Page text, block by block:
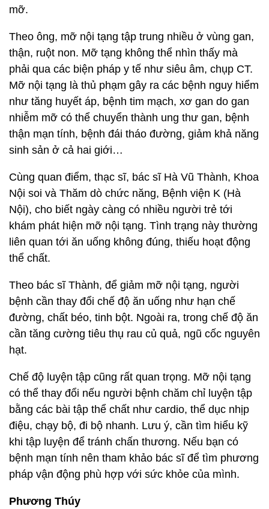
mỡ.
Theo ông, mỡ nội tạng tập trung nhiều ở vùng gan,
thận, ruột non. Mỡ tạng không thể nhìn thấy mà
phải qua các biện pháp y tế như siêu âm, chụp CT.
Mỡ nội tạng là thủ phạm gây ra các bệnh nguy hiểm
như tăng huyết áp, bệnh tim mạch, xơ gan do gan
nhiễm mỡ có thể chuyển thành ung thư gan, bệnh
thận mạn tính, bệnh đái tháo đường, giảm khả năng
sinh sản ở cả hai giới…
Cùng quan điểm, thạc sĩ, bác sĩ Hà Vũ Thành, Khoa
Nội soi và Thăm dò chức năng, Bệnh viện K (Hà
Nội), cho biết ngày càng có nhiều người trẻ tới
khám phát hiện mỡ nội tạng. Tình trạng này thường
liên quan tới ăn uống không đúng, thiếu hoạt động
thể chất.
Theo bác sĩ Thành, để giảm mỡ nội tạng, người
bệnh cần thay đổi chế độ ăn uống như hạn chế
đường, chất béo, tinh bột. Ngoài ra, trong chế độ ăn
cần tăng cường tiêu thụ rau củ quả, ngũ cốc nguyên
hạt.
Chế độ luyện tập cũng rất quan trọng. Mỡ nội tạng
có thể thay đổi nếu người bệnh chăm chỉ luyện tập
bằng các bài tập thể chất như cardio, thể dục nhịp
điệu, chạy bộ, đi bộ nhanh. Lưu ý, cần tìm hiểu kỹ
khi tập luyện để tránh chấn thương. Nếu bạn có
bệnh mạn tính nên tham khảo bác sĩ để tìm phương
pháp vận động phù hợp với sức khỏe của mình.
Phương Thúy